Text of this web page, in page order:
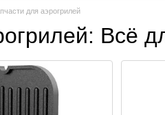
для аэрогрилей
Всё